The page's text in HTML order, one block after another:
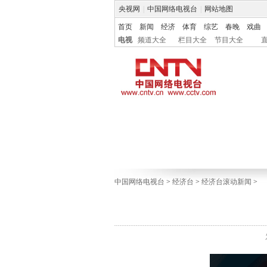
央视网 中国网络电视台 网站地图
首页 新闻 经济 体育 综艺 春晚
戏曲
电视
频道大全 栏目大全 节目大全
中国网络电视台 > 经济台 > 经济台滚动新闻 >